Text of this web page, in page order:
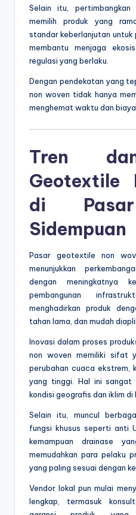
Selain itu, pertimbangkan
memilih produk yang
standar keberlanjutan untuk
membantu menjaga
regulasi yang berlaku.
Dengan pendekatan yang
non woven tidak hanya
menghemat waktu dan
Tren
Geotextile
di
Sidempuan
Pasar geotextile non
menunjukkan
dengan meningkatnya
pembangunan
menghadirkan produk
tahan lama, dan mudah
Inovasi dalam proses
non woven memiliki sifat
perubahan cuaca ekstrem,
yang tinggi. Hal ini sangat
kondisi geografis dan iklim di
Selain itu, muncul
fungsi khusus seperti anti
kemampuan drainase
memudahkan para pelaku
yang paling sesuai dengan
Vendor lokal pun mulai
lengkap, termasuk